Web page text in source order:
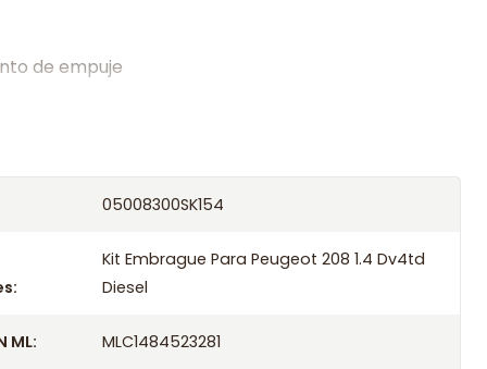
de empuje
05008300SK154
Kit Embrague Para Peugeot 208 1.4 Dv4td
Diesel
ML: MLC1484523281